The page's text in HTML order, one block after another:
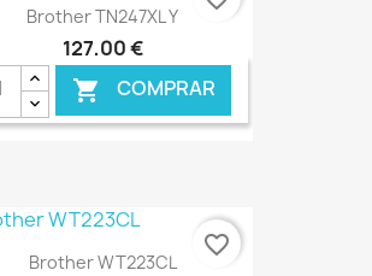
Brother TN247XL Y
127,00 €
 COMPRAR
€ ONLINE
Brother WT223CL
favorite_border